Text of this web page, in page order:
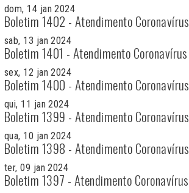
dom, 14 jan 2024
Boletim 1402 - Atendimento Coronavírus
sab, 13 jan 2024
Boletim 1401 - Atendimento Coronavírus
sex, 12 jan 2024
Boletim 1400 - Atendimento Coronavírus
qui, 11 jan 2024
Boletim 1399 - Atendimento Coronavírus
qua, 10 jan 2024
Boletim 1398 - Atendimento Coronavírus
ter, 09 jan 2024
Boletim 1397 - Atendimento Coronavírus